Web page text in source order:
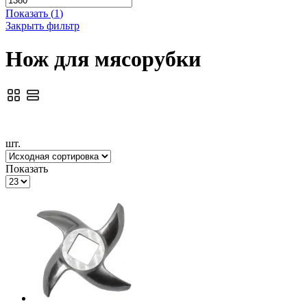
Показать (1)
Закрыть фильтр
Нож для мясорубки
шт.
Показать